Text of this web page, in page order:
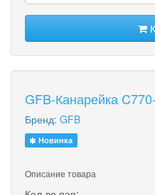
GFB-Канарейка
Бренд: GFB
Новинка
Описание товара